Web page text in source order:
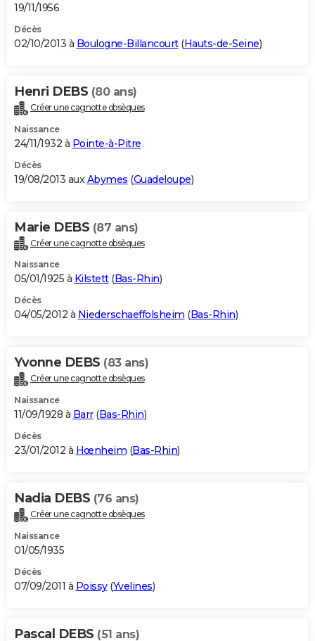
19/11/1956
Décès
02/10/2013 à Boulogne-Billancourt(Hauts-de-Seine)
Henri DEBS (80 ans)
Créer une cagnotte obsèques
Naissance
24/11/1932 à Pointe-à-Pitre
Décès
19/08/2013 aux Abymes (Guadeloupe)
Marie DEBS (87 ans)
Créer une cagnotte obsèques
Naissance
05/01/1925 à Kilstett(Bas-Rhin)
Décès
04/05/2012 à Niederschaeffolsheim (Bas-Rhin)
Yvonne DEBS (83 ans)
Créer une cagnotte obsèques
Naissance
11/09/1928 à Barr(Bas-Rhin)
Décès
23/01/2012 à Hœnheim (Bas-Rhin)
Nadia DEBS (76 ans)
Créer une cagnotte obsèques
Naissance
01/05/1935
Décès
07/09/2011 à Poissy(Yvelines)
Pascal DEBS (51 ans)